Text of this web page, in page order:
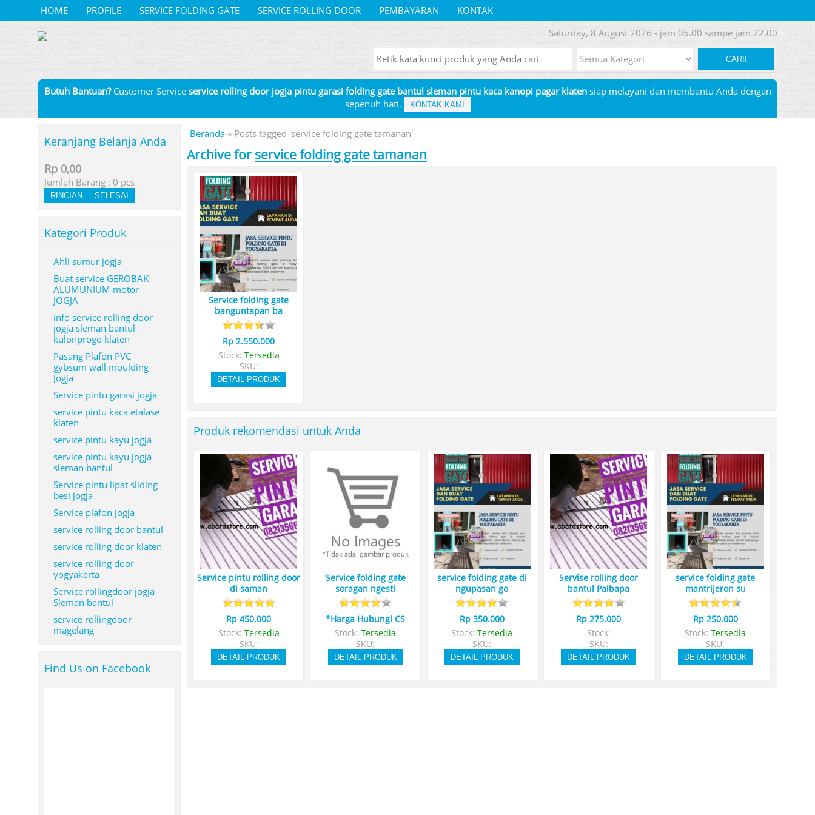
HOME PROFILE SERVICE FOLDING GATE SERVICE ROLLING DOOR PEMBAYARAN
KONTAK
Saturday, 8 August 2026 - jam 05.00 sampe jam 22.00
CARI!
Butuh Bantuan?Customer Service service rolling door jogja pintu garasi folding gate bantul sleman pintu kaca kanopi pagar klaten siap melayani dan membantu Anda dengan
sepenuh hati.
KONTAK KAMI
Beranda » Posts tagged 'service folding gate tamanan'
Archive forservice folding gate tamanan
Service folding gate
banguntapan ba
Rp 2.550.000
Stock: Tersedia
SKU:
DETAIL PRODUK
Produk rekomendasi untuk Anda
Service pintu rolling door
di saman
Rp 450.000
Stock: Tersedia
SKU:
DETAIL PRODUK
Service folding gate
soragan ngesti
*Harga Hubungi CS
Stock:Tersedia
SKU:
DETAIL PRODUK
service folding gate di
ngupasan go
Rp 350.000
Stock:Tersedia
SKU:
DETAIL PRODUK
Servise rolling door
bantul Palbapa
Rp 275.000
Stock:
SKU:
DETAIL PRODUK
service folding gate
mantrijeron su
Rp 250.000
Stock:Tersedia
SKU:
DETAIL PRODUK
Keranjang Belanja Anda
Rp 0,00
Jumlah Barang : 0 pcs
RINCIAN SELESAI
Kategori Produk
Ahli sumur jogja
Buat service GEROBAK
ALUMUNIUM motor
JOGJA
info service rolling door
jogja sleman bantul
kulonprogo klaten
Pasang Plafon PVC
gybsum wall moulding
Jogja
Service pintu garasi jogja
service pintu kaca etalase
klaten
service pintu kayu jogja
service pintu kayu jogja
sleman bantul
Service pintu lipat sliding
besi jogja
Service plafon jogja
service rolling door bantul
service rolling door klaten
service rolling door
yogyakarta
Service rollingdoor jogja
Sleman bantul
service rollingdoor
magelang
Find Us on Facebook